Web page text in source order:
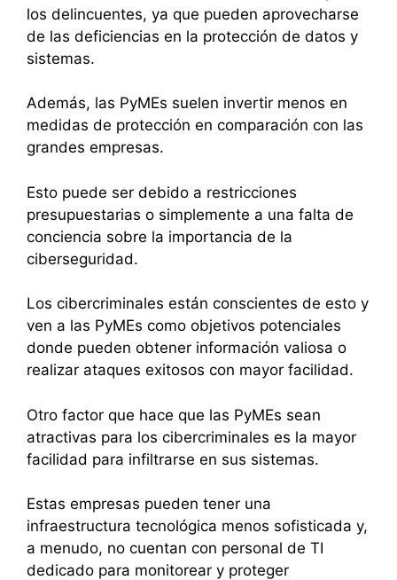
los delincuentes, ya que pueden aprovecharse
de las deficiencias en la protección de datos y
sistemas.
Además, las PyMEs suelen invertir menos en
medidas de protección en comparación con las
grandes empresas.
Esto puede ser debido a restricciones
presupuestarias o simplemente a una falta de
conciencia sobre la importancia de la
ciberseguridad.
Los cibercriminales están conscientes de esto y
ven a las PyMEs como objetivos potenciales
donde pueden obtener información valiosa o
realizar ataques exitosos con mayor facilidad.
Otro factor que hace que las PyMEs sean
atractivas para los cibercriminales es la mayor
facilidad para infiltrarse en sus sistemas.
Estas empresas pueden tener una
infraestructura tecnológica menos sofisticada y,
a menudo, no cuentan con personal de TI
dedicado para monitorear y proteger